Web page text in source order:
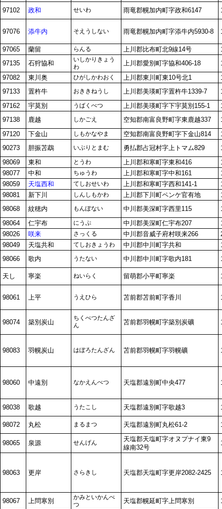
97102 政和 せいわ 雨竜郡幌加内町字政和6147
97076 添牛内 そえうしない 雨竜郡幌加内町字添牛内5930-8
97065 蘭留 らんる 上川郡比布町北9線14号
97135
石狩協和
いしかりきょう
わ
上川郡愛別町字協和406-18
97082
東川奥 ひがしかわおく 上川郡東川町東10号北1
97133
置杵牛 おききねうし 上川郡美瑛町字置杵牛1339-7
97162
宇莫別 うばくべつ 上川郡美瑛町字下宇莫別155-1
97138
鹿越 しかごえ 空知郡南富良野町字東鹿越337
97120
下金山 しもかなやま 空知郡南富良野町字下金山814
90273
胆振苫鵡 いぶりとまむ 勇払郡占冠村字上トマム829
98069
東和 とうわ 上川郡和寒町字東和416
98077
中和 ちゅうわ 上川郡和寒町字中和161
98059
天塩西和 てしおせいわ 上川郡和寒町字西和141-1
98081
新下川 しんしもかわ 上川郡下川町ペンケ官有地
98068
紋穂内 もんぽない 中川郡美深町字西里115
98064
仁宇布 にうぷ 中川郡美深町仁宇布207
98026
咲来 さっくる 中川郡音威子府村咲来266
98049
天塩共和 てしおきょうわ 中川郡中川町字共和
98066
歌内 うたない 中川郡中川町字歌内181
天し 寧楽 ねいらく 留萌郡小平町寧楽
98061 上平 うえひら 苫前郡苫前町字香川
98074 築別炭山
ちくべつたんざ
ん
苫前郡羽幌町字築別炭礦
98083 羽幌炭山 はぼろたんざん 苫前郡羽幌町字羽幌礦
98060 中遠別 なかえんべつ 天塩郡遠別町中央477
98038 歌越 うたこし 天塩郡遠別町字歌越3
98072 丸松 まるまつ 天塩郡遠別町丸松61-2
98065 泉源 せんげん
天塩郡天塩町字オヌプナイ東9
線南32号
98063 更岸 さらきし 天塩郡天塩町字更岸2082-2425
98067 上問寒別
かみといかんべ
つ
天塩郡幌延町字上問寒別